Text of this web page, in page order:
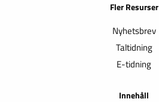
Fler Resurser
Nyhetsbrev
Taltidning
E-tidning
Innehåll